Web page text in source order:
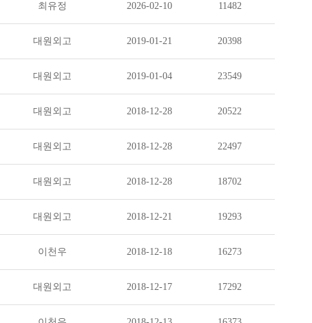
최유정 2026-02-10 11482
대원외고 2019-01-21 20398
대원외고 2019-01-04 23549
대원외고 2018-12-28 20522
대원외고 2018-12-28 22497
대원외고 2018-12-28 18702
대원외고 2018-12-21 19293
이천우 2018-12-18 16273
대원외고 2018-12-17 17292